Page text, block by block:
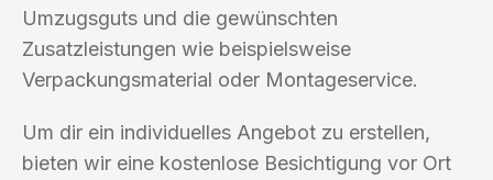
Umzugsguts und die gewünschten
Zusatzleistungen wie beispielsweise
Verpackungsmaterial oder Montageservice.
Um dir ein individuelles Angebot zu erstellen,
bieten wir eine kostenlose Besichtigung vor Ort